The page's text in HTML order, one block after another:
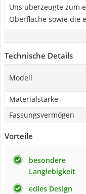
Uns überzeugte zum
Oberfläche sowie die
Technische Details
Modell
Materialstärke
Fassungsvermögen
Vorteile
besondere
Langlebigkeit
edles Design